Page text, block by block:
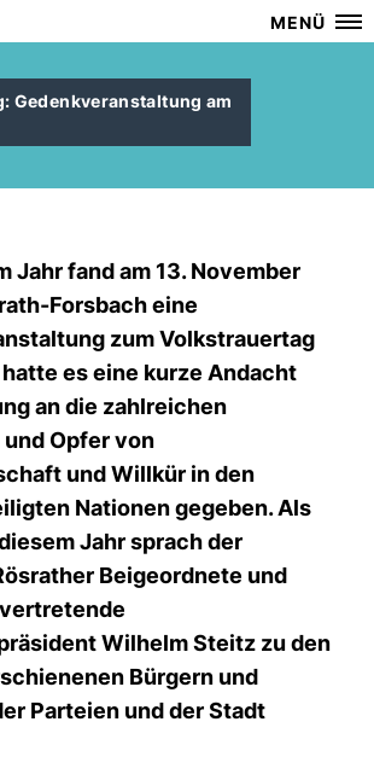
MENÜ
Gedenkveranstaltung am
Jahr fand am 13. November
Forsbach eine
zum Volkstrauertag
es eine kurze Andacht
an die zahlreichen
Opfer von
und Willkür in den
Nationen gegeben. Als
Jahr sprach der
Beigeordnete und
Wilhelm Steitz zu den
Bürgern und
Parteien und der Stadt